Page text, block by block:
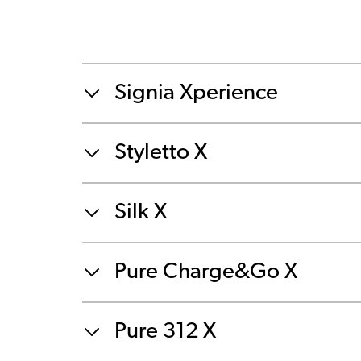
Signia Xperience
Styletto X
Silk X
Pure Charge&Go X
Pure 312 X